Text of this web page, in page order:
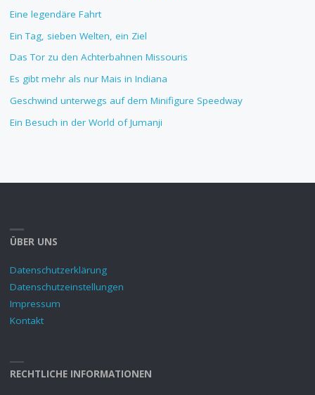
Eine legendäre Fahrt
Ein Tag, sieben Welten, ein Ziel
Das Tor zu den Achterbahnen Missouris
Es gibt mehr als nur Mais in Indiana
Geschwind unterwegs auf dem Minifigure Speedway
Ein Besuch in der World of Jumanji
ÜBER UNS
Datenschutzerklärung
Datenschutzeinstellungen
Impressum
Kontakt
RECHTLICHE INFORMATIONEN